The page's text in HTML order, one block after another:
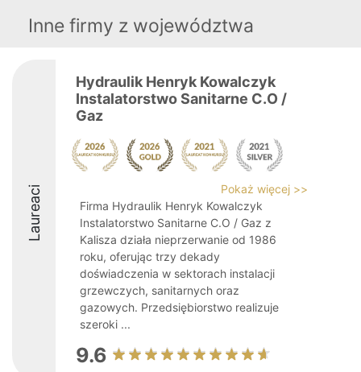
Inne firmy z województwa
Laureaci
Hydraulik Henryk Kowalczyk
Instalatorstwo Sanitarne C.O /
Gaz
Pokaż więcej >>
Firma Hydraulik Henryk Kowalczyk
Instalatorstwo Sanitarne C.O / Gaz z
Kalisza działa nieprzerwanie od 1986
roku, oferując trzy dekady
doświadczenia w sektorach instalacji
grzewczych, sanitarnych oraz
gazowych. Przedsiębiorstwo realizuje
szeroki ...
9.6